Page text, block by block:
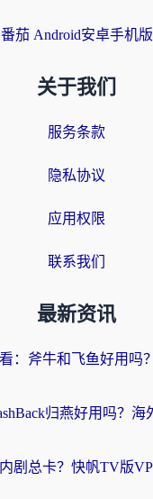
番茄 Android安卓手机版
关于我们
服务条款
隐私协议
应用权限
联系我们
最新资讯